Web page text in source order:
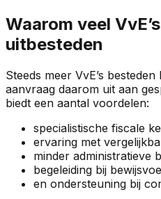
Waarom veel
uitbesteden
Steeds meer VvE’s
aanvraag daarom uit aan
biedt een aantal voordelen:
specialistische fiscale
ervaring met
minder administratieve
begeleiding bij
en ondersteuning bij